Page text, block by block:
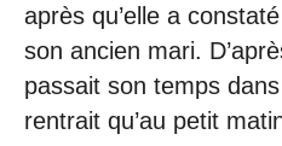
après qu’elle a constaté
son ancien mari.
passait son temps
rentrait qu’au petit